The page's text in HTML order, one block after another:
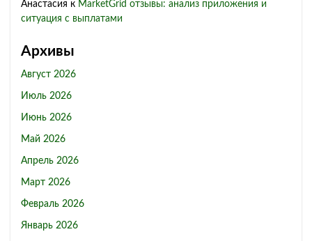
Анастасия к MarketGrid отзывы: анализ приложения и
ситуация с выплатами
Архивы
Август 2026
Июль 2026
Июнь 2026
Май 2026
Апрель 2026
Март 2026
Февраль 2026
Январь 2026